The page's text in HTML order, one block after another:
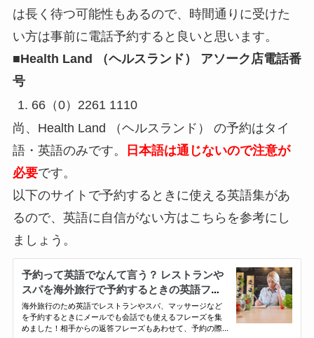
は長く待つ可能性もあるので、時間通りに受けた
い方は事前に電話予約すると良いと思います。
■Health Land （ヘルスランド） アソーク店電話番
号
66（0）2261 1110
尚、Health Land （ヘルスランド） の予約はタイ
語・英語のみです。
日本語は通じないので注意が
必要です。
以下のサイトで予約するときに使える英語集があ
るので、英語に自信がない方はこちらを参考にし
ましょう。